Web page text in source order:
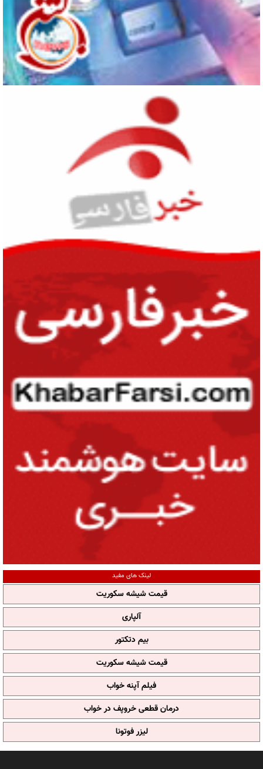
لینک های مفید
قیمت شیشه سکوریت
آلپاری
بیم دتکتور
قیمت شیشه سکوریت
فیلم آپنه خواب
درمان قطعی خروپف در خواب
لیزر فوتونا